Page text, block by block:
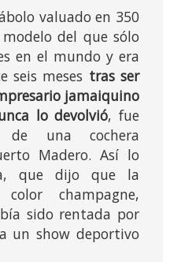
valuado en 350
del que sólo
en el mundo y era
seis meses tras ser
jamaiquino
lo devolvió, fue
de una cochera
Madero. Así lo
que dijo que la
champagne,
sido rentada por
un show deportivo